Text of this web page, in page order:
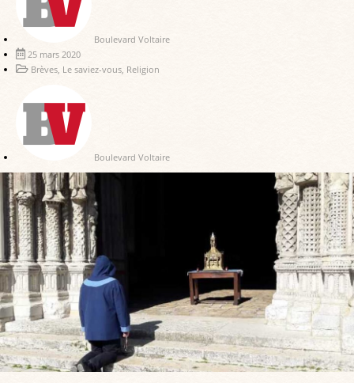
Boulevard Voltaire
25 mars 2020
Brèves, Le saviez-vous, Religion
Boulevard Voltaire